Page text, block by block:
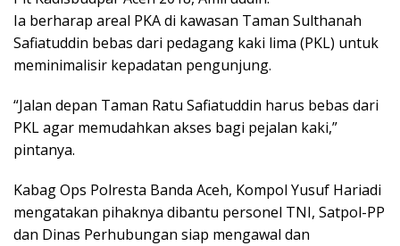
Ia berharap areal PKA di kawasan Taman Sulthanah
Safiatuddin bebas dari pedagang kaki lima (PKL) untuk
meminimalisir kepadatan pengunjung.
“Jalan depan Taman Ratu Safiatuddin harus bebas dari
PKL agar memudahkan akses bagi pejalan kaki,”
pintanya.
Kabag Ops Polresta Banda Aceh, Kompol Yusuf Hariadi
mengatakan pihaknya dibantu personel TNI, Satpol-PP
dan Dinas Perhubungan siap mengawal dan